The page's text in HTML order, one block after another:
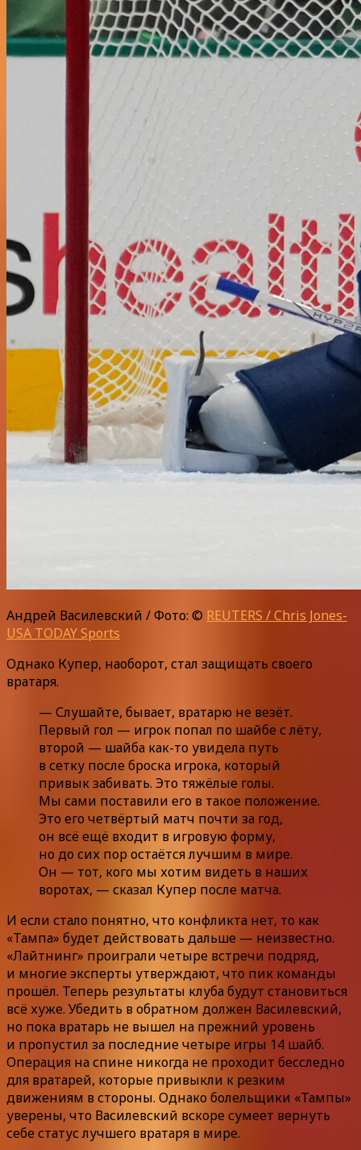
Андрей Василевский / Фото: © REUTERS / Chris Jones-
USA TODAY Sports
Однако Купер, наоборот, стал защищать своего
вратаря.
— Слушайте, бывает, вратарю не везёт.
Первый гол — игрок попал по шайбе с лёту,
второй — шайба как-то увидела путь
в сетку после броска игрока, который
привык забивать. Это тяжёлые голы.
Мы сами поставили его в такое положение.
Это его четвёртый матч почти за год,
он всё ещё входит в игровую форму,
но до сих пор остаётся лучшим в мире.
Он — тот, кого мы хотим видеть в наших
воротах, — сказал Купер после матча.
И если стало понятно, что конфликта нет, то как
«Тампа» будет действовать дальше — неизвестно.
«Лайтнинг» проиграли четыре встречи подряд,
и многие эксперты утверждают, что пик команды
прошёл. Теперь результаты клуба будут становиться
всё хуже. Убедить в обратном должен Василевский,
но пока вратарь не вышел на прежний уровень
и пропустил за последние четыре игры 14 шайб.
Операция на спине никогда не проходит бесследно
для вратарей, которые привыкли к резким
движениям в стороны. Однако болельщики «Тампы»
уверены, что Василевский вскоре сумеет вернуть
себе статус лучшего вратаря в мире.